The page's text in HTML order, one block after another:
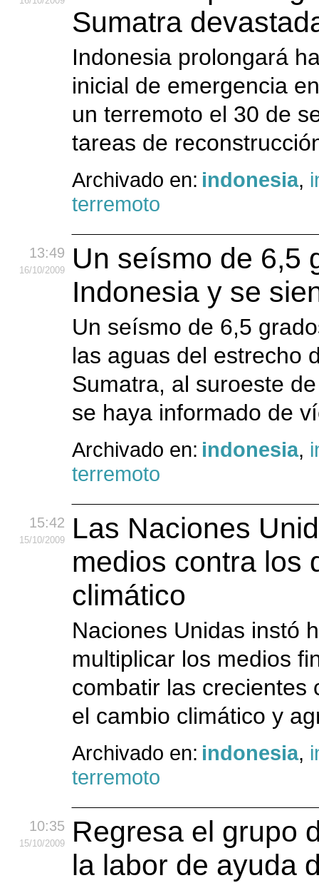
Sumatra
Indonesia prolongará
inicial de emergencia
un terremoto el 30 de
tareas de
Archivado en: indonesia,
terremoto
13:49
16/10/2009
Un seísmo de 6,5
Indonesia y se
Un seísmo de 6,5
las aguas del estrecho
Sumatra, al suroeste
se haya informado de
Archivado en: indonesia,
terremoto
15:42
15/10/2009
Las Naciones
medios contra los
climático
Naciones Unidas instó
multiplicar los medios
combatir las crecientes
el cambio climático y
Archivado en: indonesia,
terremoto
10:35
15/10/2009
Regresa el grupo
la labor de ayuda